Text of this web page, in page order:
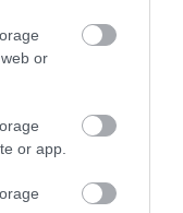
or
or app.
στους